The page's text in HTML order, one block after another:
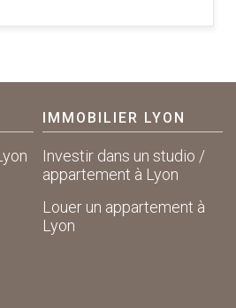
IMMOBILIER LYON
Investir dans un studio /
appartement à Lyon
Louer un appartement à
Lyon